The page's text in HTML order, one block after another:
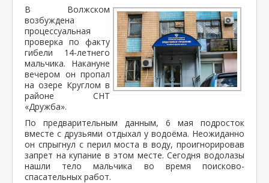
В Волжском
возбуждена
процессуальная
проверка по факту
гибели 14-летнего
мальчика. Накануне
вечером он пропал
на озере Круглом в
районе СНТ
«Дружба».
По предварительным данным, 6 мая подросток
вместе с друзьями отдыхал у водоёма. Неожиданно
он спрыгнул с перил моста в воду, проигнорировав
запрет на купание в этом месте. Сегодня водолазы
нашли тело мальчика во время поисково-
спасательных работ.